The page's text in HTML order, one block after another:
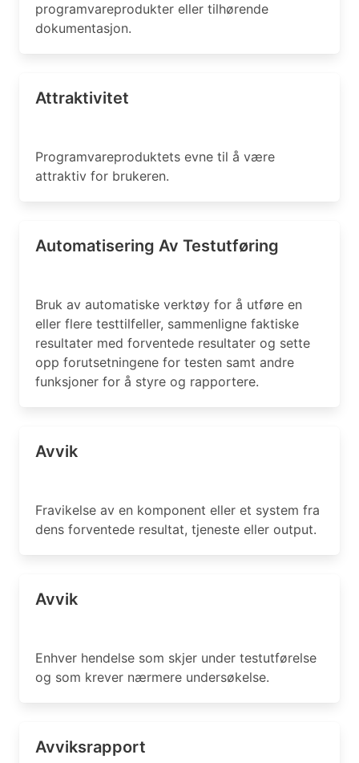
programvareprodukter eller tilhørende
dokumentasjon.
Attraktivitet
Programvareproduktets evne til å være
attraktiv for brukeren.
Automatisering Av Testutføring
Bruk av automatiske verktøy for å utføre en
eller flere testtilfeller, sammenligne faktiske
resultater med forventede resultater og sette
opp forutsetningene for testen samt andre
funksjoner for å styre og rapportere.
Avvik
Fravikelse av en komponent eller et system fra
dens forventede resultat, tjeneste eller output.
Avvik
Enhver hendelse som skjer under testutførelse
og som krever nærmere undersøkelse.
Avviksrapport